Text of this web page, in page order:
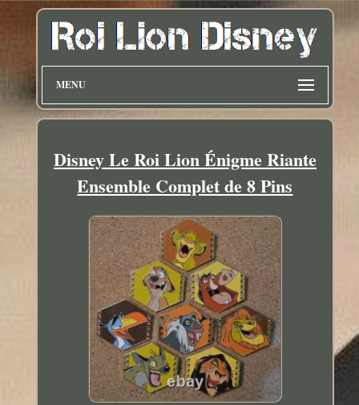
MENU
Disney Le Roi Lion Énigme Riante
Ensemble Complet de 8 Pins